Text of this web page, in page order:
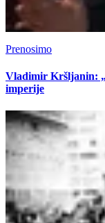
Prenosimo
Vladimir Kršljanin:
imperije